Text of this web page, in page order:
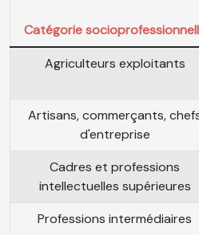
Catégorie
Agriculteurs exploitants
Artisans, commerçants,
d'entreprise
Cadres et professions
intellectuelles supérieures
Professions intermédiaires